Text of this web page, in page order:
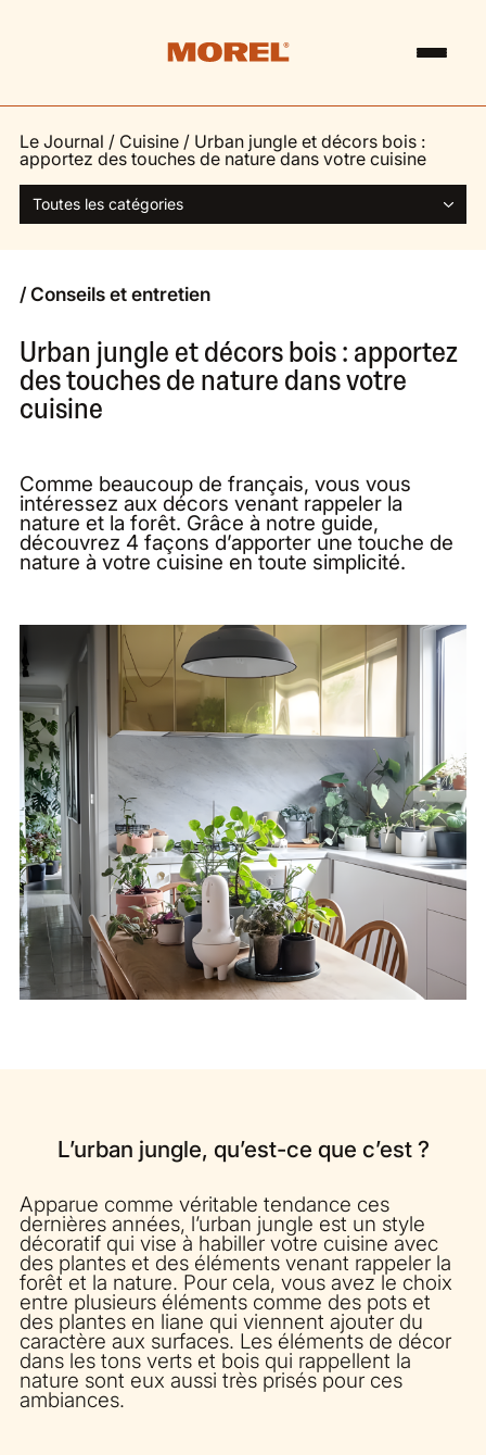
Le Journal / Cuisine / Urban jungle et décors bois :
apportez des touches de nature dans votre cuisine
Toutes les catégories
/ Conseils et entretien
Urban jungle et décors bois : apportez
des touches de nature dans votre
cuisine
Comme beaucoup de français, vous vous
intéressez aux décors venant rappeler la
nature et la forêt. Grâce à notre guide,
découvrez 4 façons d’apporter une touche de
nature à votre cuisine en toute simplicité.
L’urban jungle, qu’est-ce que c’est ?
Apparue comme véritable tendance ces
dernières années, l’urban jungle est un style
décoratif qui vise à habiller votre cuisine avec
des plantes et des éléments venant rappeler la
forêt et la nature. Pour cela, vous avez le choix
entre plusieurs éléments comme des pots et
des plantes en liane qui viennent ajouter du
caractère aux surfaces. Les éléments de décor
dans les tons verts et bois qui rappellent la
nature sont eux aussi très prisés pour ces
ambiances.